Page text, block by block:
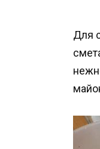
Для